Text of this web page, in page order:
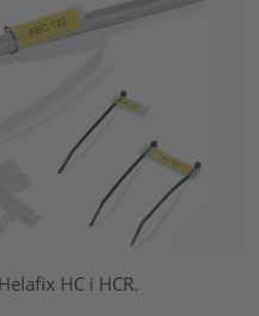
HC i HCR.